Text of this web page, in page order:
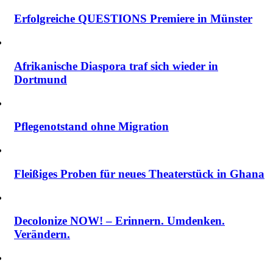
Erfolgreiche QUESTIONS Premiere in Münster
Afrikanische Diaspora traf sich wieder in
Dortmund
Pflegenotstand ohne Migration
Fleißiges Proben für neues Theaterstück in Ghana
Decolonize NOW! – Erinnern. Umdenken.
Verändern.